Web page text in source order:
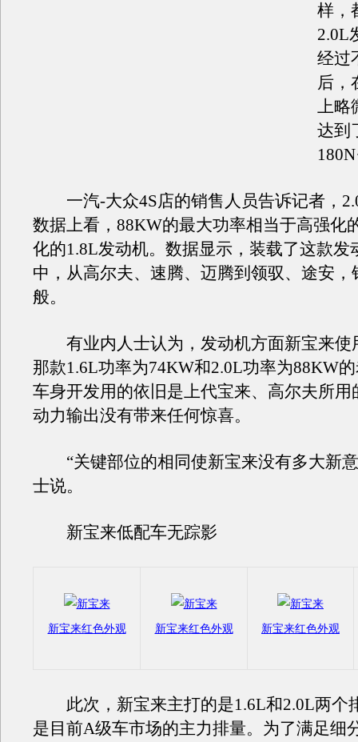
样，
2.0L
经过
后，
上略
达到
一汽-大众4S店的销售人员告诉记者，
数据上看，88KW的最大功率相当于高强化
化的1.8L发动机。数据显示，装载了这款发
中，从高尔夫、速腾、迈腾到领驭、途安，
般。
有业内人士认为，发动机方面新宝来使
那款1.6L功率为74KW和2.0L功率为88KW
车身开发用的依旧是上代宝来、高尔夫所用
动力输出没有带来任何惊喜。
“关键部位的相同使新宝来没有多大新意
士说。
新宝来低配车无踪影
新宝来红色外观 新宝来红色外观 新宝来红色外观
此次，新宝来主打的是1.6L和2.0L两个
是目前A级车市场的主力排量。为了满足细